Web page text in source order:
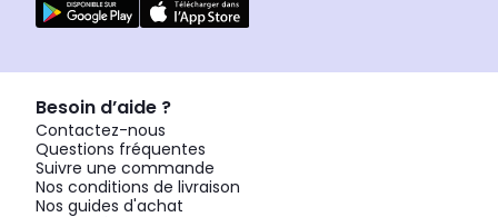
Besoin d’aide ?
Contactez-nous
Questions fréquentes
Suivre une commande
Nos conditions de livraison
Nos guides d'achat